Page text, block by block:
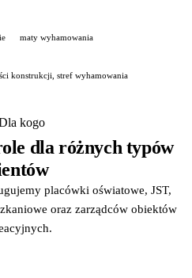
maty wyhamowania
konstrukcji, stref wyhamowania
kogo
dla różnych typów
placówki oświatowe, JST,
oraz zarządców obiektów